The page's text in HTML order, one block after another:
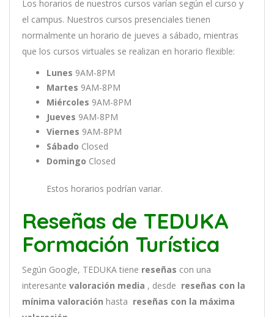
Los horarios de nuestros cursos varían según el curso y
el campus. Nuestros cursos presenciales tienen
normalmente un horario de jueves a sábado, mientras
que los cursos virtuales se realizan en horario flexible:
Lunes 9AM-8PM
Martes 9AM-8PM
Miércoles 9AM-8PM
Jueves 9AM-8PM
Viernes 9AM-8PM
Sábado Closed
Domingo Closed
Estos horarios podrían variar.
Reseñas de TEDUKA
Formación Turística
Según Google, TEDUKA tiene reseñas con una
interesante valoración media , desde reseñas con la
mínima valoración hasta reseñas con la máxima